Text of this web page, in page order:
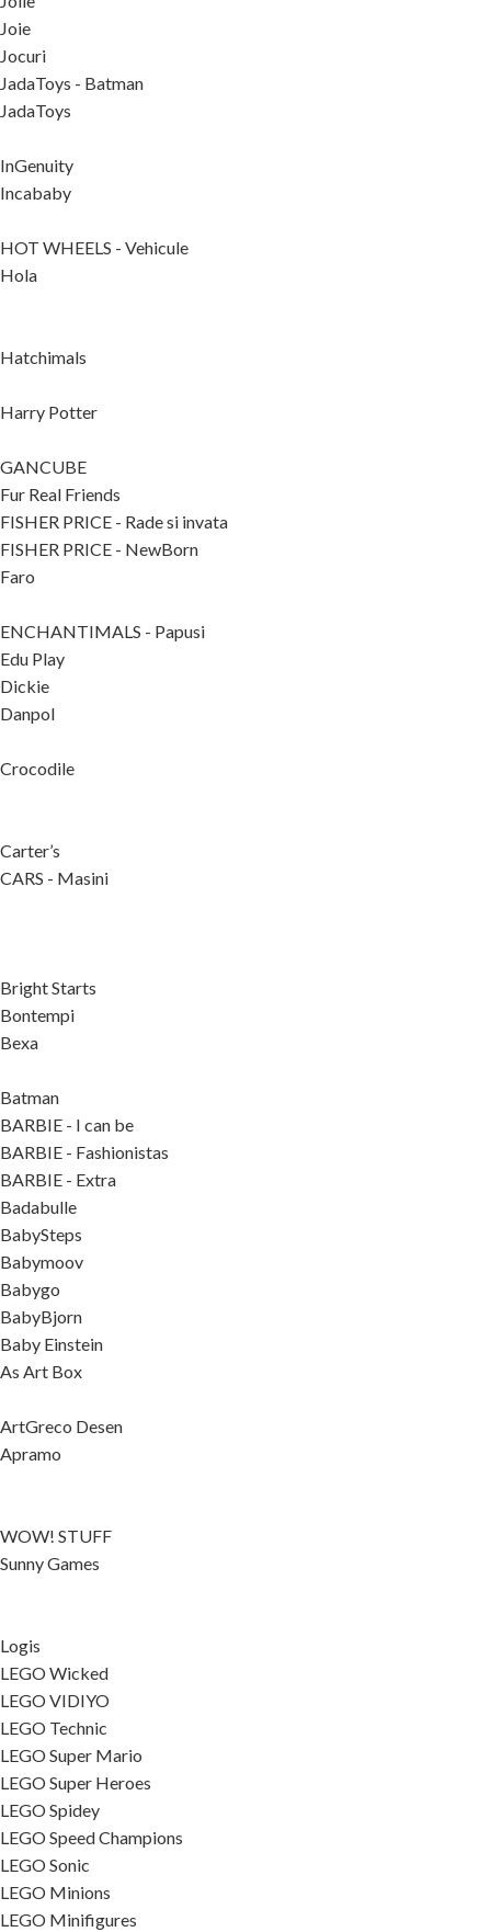
Joie
Jocuri
JadaToys - Batman
JadaToys
InGenuity
Incababy
HOT WHEELS - Vehicule
Hola
Hatchimals
Harry Potter
GANCUBE
Fur Real Friends
FISHER PRICE - Rade si invata
FISHER PRICE - NewBorn
Faro
ENCHANTIMALS - Papusi
Edu Play
Dickie
Danpol
Crocodile
Carter’s
CARS - Masini
Bright Starts
Bontempi
Bexa
Batman
BARBIE - I can be
BARBIE - Fashionistas
BARBIE - Extra
Badabulle
BabySteps
Babymoov
Babygo
BabyBjorn
Baby Einstein
As Art Box
ArtGreco Desen
Apramo
WOW! STUFF
Sunny Games
Logis
LEGO Wicked
LEGO VIDIYO
LEGO Technic
LEGO Super Mario
LEGO Super Heroes
LEGO Spidey
LEGO Speed Champions
LEGO Sonic
LEGO Minions
LEGO Minifigures